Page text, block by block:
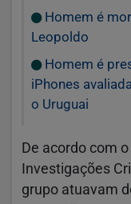
Homem é
Leopoldo
Homem é
iPhones
o Uruguai
De acordo com
Investigações
grupo atuavam